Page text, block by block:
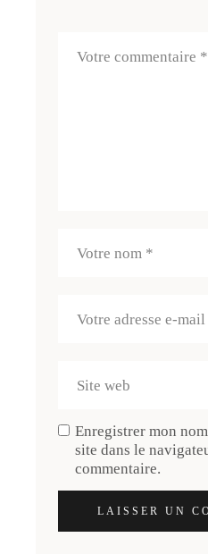
Enregistrer mon
site dans le
commentaire.
LAISSER UN